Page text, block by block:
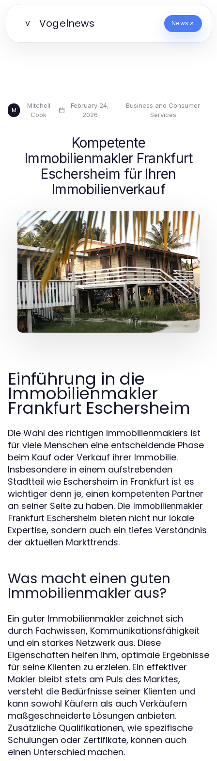
V Vogelnews News
M
Mitchell
Cook
·
February 24,
2026
·
Business and Consumer
Services
Kompetente
Immobilienmakler Frankfurt
Eschersheim für Ihren
Immobilienverkauf
Einführung in die
Immobilienmakler
Frankfurt Eschersheim
Die Wahl des richtigen Immobilienmaklers ist
für viele Menschen eine entscheidende Phase
beim Kauf oder Verkauf ihrer Immobilie.
Insbesondere in einem aufstrebenden
Stadtteil wie Eschersheim in Frankfurt ist es
wichtiger denn je, einen kompetenten Partner
an seiner Seite zu haben. Die Immobilienmakler
Frankfurt Eschersheim bieten nicht nur lokale
Expertise, sondern auch ein tiefes Verständnis
der aktuellen Markttrends.
Was macht einen guten
Immobilienmakler aus?
Ein guter Immobilienmakler zeichnet sich
durch Fachwissen, Kommunikationsfähigkeit
und ein starkes Netzwerk aus. Diese
Eigenschaften helfen ihm, optimale Ergebnisse
für seine Klienten zu erzielen. Ein effektiver
Makler bleibt stets am Puls des Marktes,
versteht die Bedürfnisse seiner Klienten und
kann sowohl Käufern als auch Verkäufern
maßgeschneiderte Lösungen anbieten.
Zusätzliche Qualifikationen, wie spezifische
Schulungen oder Zertifikate, können auch
einen Unterschied machen.